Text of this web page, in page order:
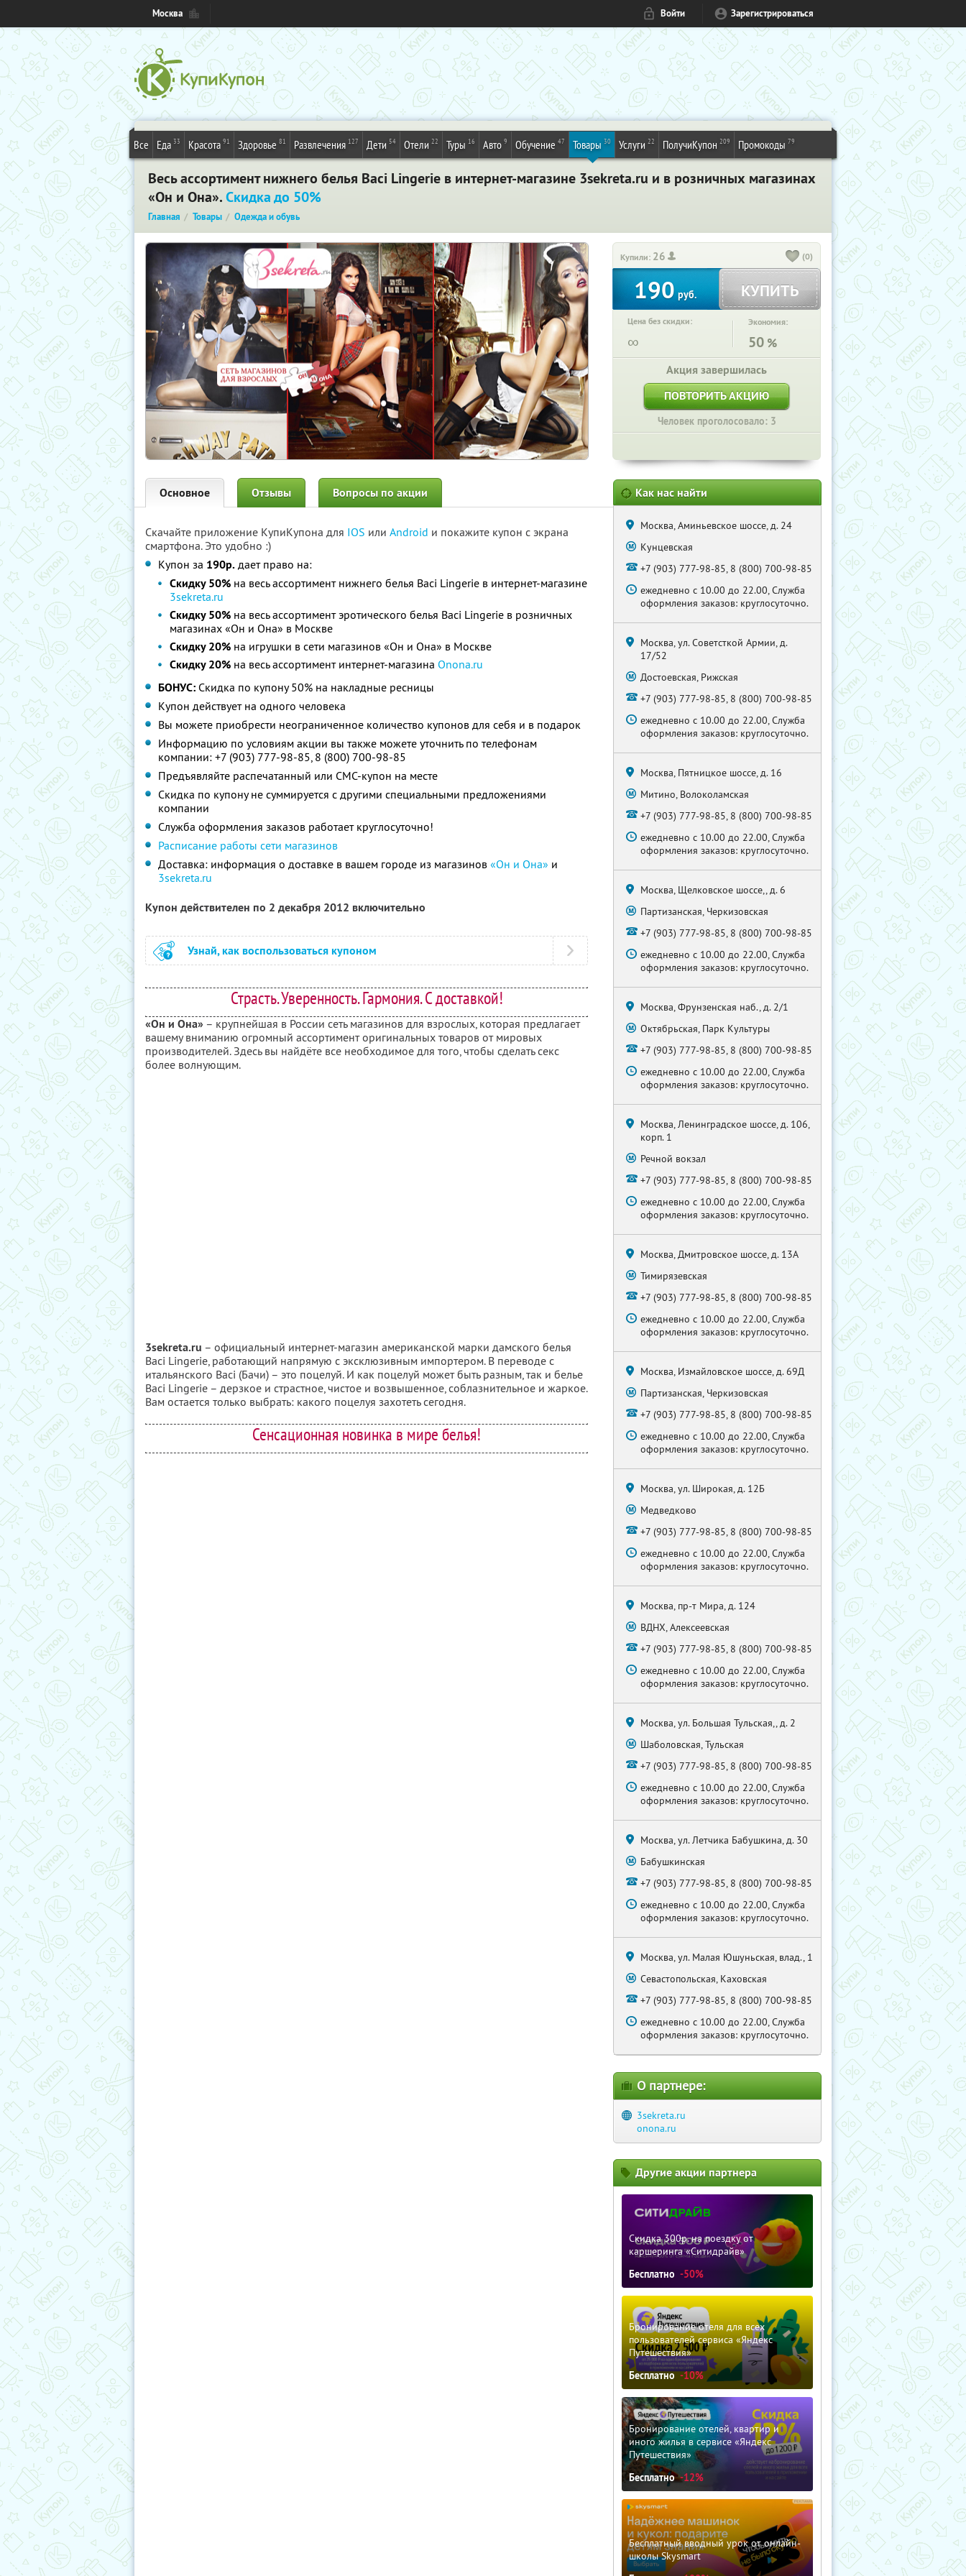
Москва Войти Зарегистрироваться
Все Еда 33 Красота 91 Здоровье 81 Развлечения 127 Дети 54 Отели 22 Туры 16 Авто 9 Обучение 47 Товары 30 Услуги 22 ПолучиКупон 209 Промокоды 79
Весь ассортимент нижнего белья Вaci Lingerie в интернет-магазине 3sekreta.ru и в розничных магазинах
«Он и Она».Скидка до 50%
Главная Товары Одежда и обувь
Купили: 26 (0)
190 руб. КУПИТЬ
Цена без скидки:
∞
Экономия:
50 %
Акция завершилась
ПОВТОРИТЬ АКЦИЮ
Человек проголосовало: 3
Основное Отзывы Вопросы по акции
Скачайте приложение КупиКупона для IOS или Android и покажите купон с экрана
смартфона. Это удобно :)
Купон за 190р. дает право на:
Скидку 50% на весь ассортимент нижнего белья Вaci Lingerie в интернет-магазине
3sekreta.ru
Скидку 50% на весь ассортимент эротического белья Вaci Lingerie в розничных
магазинах «Он и Она» в Москве
Скидку 20% на игрушки в сети магазинов «Он и Она» в Москве
Скидку 20% на весь ассортимент интернет-магазина Оnona.ru
БОНУС: Скидка по купону 50% на накладные ресницы
Купон действует на одного человека
Вы можете приобрести неограниченное количество купонов для себя и в подарок
Информацию по условиям акции вы также можете уточнить по телефонам
компании: +7 (903) 777-98-85, 8 (800) 700-98-85
Предъявляйте распечатанный или СМС-купон на месте
Скидка по купону не суммируется с другими специальными предложениями
компании
Служба оформления заказов работает круглосуточно!
Расписание работы сети магазинов
Доставка: информация о доставке в вашем городе из магазинов «Он и Она» и
3sekreta.ru
Купон действителен по 2 декабря 2012 включительно
Узнай, как воспользоваться купоном
Страсть. Уверенность. Гармония. С доставкой!
«Он и Она» – крупнейшая в России сеть магазинов для взрослых, которая предлагает
вашему вниманию огромный ассортимент оригинальных товаров от мировых
производителей. Здесь вы найдёте все необходимое для того, чтобы сделать секс
более волнующим.
3sekreta.ru – официальный интернет-магазин американской марки дамского белья
Baci Lingerie, работающий напрямую с эксклюзивным импортером. В переводе с
итальянского Baci (Бачи) – это поцелуй. И как поцелуй может быть разным, так и белье
Baci Lingerie – дерзкое и страстное, чистое и возвышенное, соблазнительное и жаркое.
Вам остается только выбрать: какого поцелуя захотеть сегодня.
Сенсационная новинка в мире белья!
Как нас найти
Москва, Аминьевское шоссе, д. 24
Кунцевская
+7 (903) 777-98-85, 8 (800) 700-98-85
ежедневно с 10.00 до 22.00, Служба
оформления заказов: круглосуточно.
Москва, ул. Советсткой Армии, д.
17/52
Достоевская, Рижская
+7 (903) 777-98-85, 8 (800) 700-98-85
ежедневно с 10.00 до 22.00, Служба
оформления заказов: круглосуточно.
Москва, Пятницкое шоссе, д. 16
Митино, Волоколамская
+7 (903) 777-98-85, 8 (800) 700-98-85
ежедневно с 10.00 до 22.00, Служба
оформления заказов: круглосуточно.
Москва, Щелковское шоссе,, д. 6
Партизанская, Черкизовская
+7 (903) 777-98-85, 8 (800) 700-98-85
ежедневно с 10.00 до 22.00, Служба
оформления заказов: круглосуточно.
Москва, Фрунзенская наб., д. 2/1
Октябрьская, Парк Культуры
+7 (903) 777-98-85, 8 (800) 700-98-85
ежедневно с 10.00 до 22.00, Служба
оформления заказов: круглосуточно.
Москва, Ленинградское шоссе, д. 106,
корп. 1
Речной вокзал
+7 (903) 777-98-85, 8 (800) 700-98-85
ежедневно с 10.00 до 22.00, Служба
оформления заказов: круглосуточно.
Москва, Дмитровское шоссе, д. 13А
Тимирязевская
+7 (903) 777-98-85, 8 (800) 700-98-85
ежедневно с 10.00 до 22.00, Служба
оформления заказов: круглосуточно.
Москва, Измайловское шоссе, д. 69Д
Партизанская, Черкизовская
+7 (903) 777-98-85, 8 (800) 700-98-85
ежедневно с 10.00 до 22.00, Служба
оформления заказов: круглосуточно.
Москва, ул. Широкая, д. 12Б
Медведково
+7 (903) 777-98-85, 8 (800) 700-98-85
ежедневно с 10.00 до 22.00, Служба
оформления заказов: круглосуточно.
Москва, пр-т Мира, д. 124
ВДНХ, Алексеевская
+7 (903) 777-98-85, 8 (800) 700-98-85
ежедневно с 10.00 до 22.00, Служба
оформления заказов: круглосуточно.
Москва, ул. Большая Тульская,, д. 2
Шаболовская, Тульская
+7 (903) 777-98-85, 8 (800) 700-98-85
ежедневно с 10.00 до 22.00, Служба
оформления заказов: круглосуточно.
Москва, ул. Летчика Бабушкина, д. 30
Бабушкинская
+7 (903) 777-98-85, 8 (800) 700-98-85
ежедневно с 10.00 до 22.00, Служба
оформления заказов: круглосуточно.
Москва, ул. Малая Юшуньская, влад., 1
Севастопольская, Каховская
+7 (903) 777-98-85, 8 (800) 700-98-85
ежедневно с 10.00 до 22.00, Служба
оформления заказов: круглосуточно.
О партнере:
3sekreta.ru
onona.ru
Другие акции партнера
Скидка 300р. на поездку от
каршеринга «Ситидрайв»
Бесплатно -50%
Бронирование отеля для всех
пользователей сервиса «Яндекс
Путешествия»
Бесплатно -10%
Бронирование отелей, квартир и
иного жилья в сервисе «Яндекс
Путешествия»
Бесплатно -12%
Бесплатный вводный урок от онлайн-
школы Skysmart